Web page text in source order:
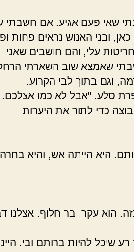
שאי פעם אגיע. אם חשבתי
ובני האנוש נראים פחות
עלי, והם חושבים שאני
שאמצא שוב השארתי
וגם בתוך לבי הקרוע.
סלע. "אבל לא כמו אצלכם.
כדי לתור את היערות
היא הייתה אש, והיא בחרה
הוא עקר, בר חלוף. אצלנו
שיכל להיות ברותם ובי.